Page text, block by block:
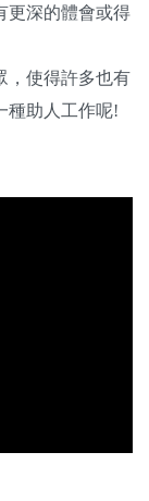
更深的體會或得
，使得許多也有
種助人工作呢!